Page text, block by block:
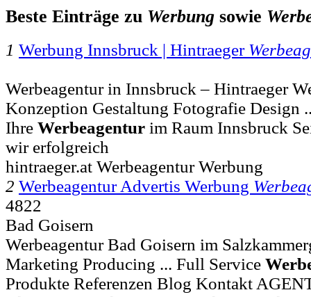
Beste Einträge zu Werbung sowie
1 Werbung Innsbruck | Hintraeger
Werbeagentur in Innsbruck – Hintraeger
Konzeption Gestaltung Fotografie Design
Ihre Werbeagentur im Raum Innsbruck
wir erfolgreich
hintraeger.at Werbeagentur Werbung
2 Werbeagentur Advertis Werbung
4822
Bad Goisern
Werbeagentur Bad Goisern im
Marketing Producing ... Full Service
Produkte Referenzen Blog Kontakt